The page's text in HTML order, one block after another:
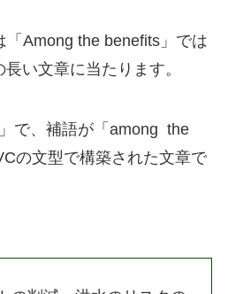
「Among the benefits」では
い文章に当たります。
で、補語が「among the
の文型で構築された文章で